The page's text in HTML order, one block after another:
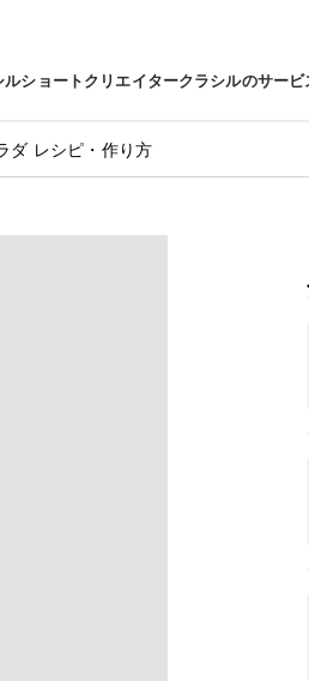
ルショートクリエイタークラシルのサービ
ダ レシピ・作り方